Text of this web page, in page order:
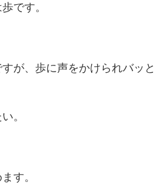
です。
が、歩に声をかけられバッと
。
す。